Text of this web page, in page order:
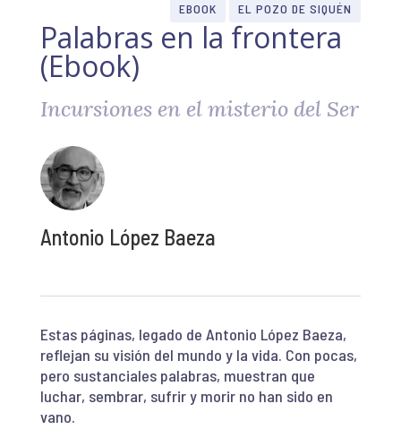
EBOOK EL POZO DE SIQUÉN
Palabras en la frontera
(Ebook)
Incursiones en el misterio del Ser
Antonio López Baeza
Estas páginas, legado de Antonio López Baeza,
reflejan su visión del mundo y la vida. Con pocas,
pero sustanciales palabras, muestran que
luchar, sembrar, sufrir y morir no han sido en
vano.